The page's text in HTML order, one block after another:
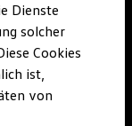
Dienste
solcher
Cookies
ist,
von